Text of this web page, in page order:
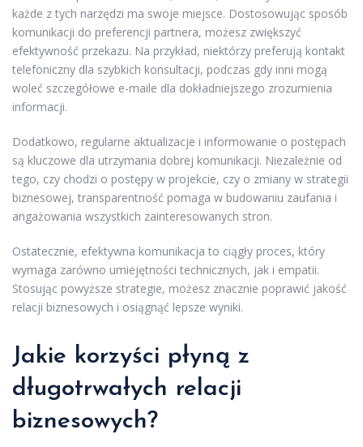
każde z tych narzędzi ma swoje miejsce. Dostosowując sposób
komunikacji do preferencji partnera, możesz zwiększyć
efektywność przekazu. Na przykład, niektórzy preferują kontakt
telefoniczny dla szybkich konsultacji, podczas gdy inni mogą
woleć szczegółowe e-maile dla dokładniejszego zrozumienia
informacji.
Dodatkowo, regularne aktualizacje i informowanie o postępach
są kluczowe dla utrzymania dobrej komunikacji. Niezależnie od
tego, czy chodzi o postępy w projekcie, czy o zmiany w strategii
biznesowej, transparentność pomaga w budowaniu zaufania i
angażowania wszystkich zainteresowanych stron.
Ostatecznie, efektywna komunikacja to ciągły proces, który
wymaga zarówno umiejętności technicznych, jak i empatii.
Stosując powyższe strategie, możesz znacznie poprawić jakość
relacji biznesowych i osiągnąć lepsze wyniki.
Jakie korzyści płyną z
długotrwałych relacji
biznesowych?